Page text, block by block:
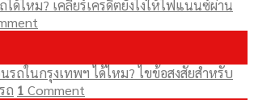
ได้ไหม? เคลียร์เครดิตยังไงให้ไฟแนนซ์ผ่าน
รถในกรุงเทพฯ ได้ไหม? ไขข้อสงสัยสำหรับ
ถ 1 Comment